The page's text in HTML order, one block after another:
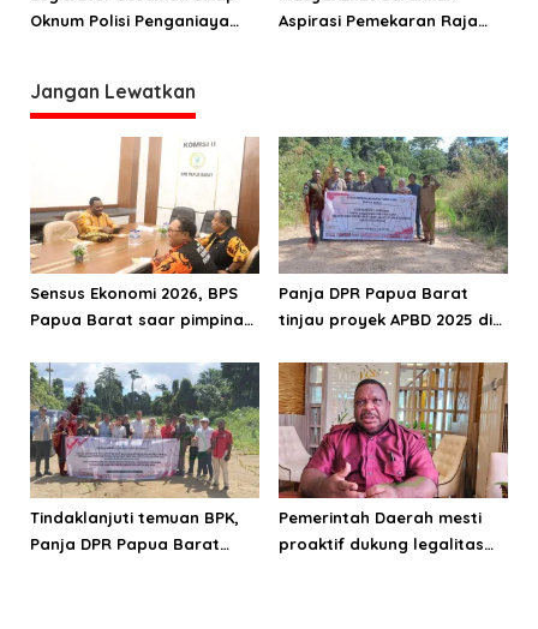
Oknum Polisi Penganiaya
Aspirasi Pemekaran Raja
Jangan Lewatkan
Sensus Ekonomi 2026, BPS
Papua Barat saar pimpinan
Panja DPR Papua Barat
tinjau proyek APBD 2025 di
Bintuni
Tindaklanjuti temuan BPK,
Panja DPR Papua Barat
Pemerintah Daerah mesti
proaktif dukung legalitas